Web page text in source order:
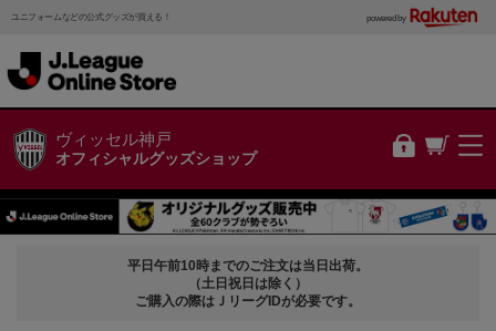
ユニフォームなどの公式グッズが買える！ powered by
ヴィッセル神戸
オフィシャルグッズショップ
平日午前10時までのご注文は当日出荷。
（土日祝日は除く）
ご購入の際はＪリーグIDが必要です。